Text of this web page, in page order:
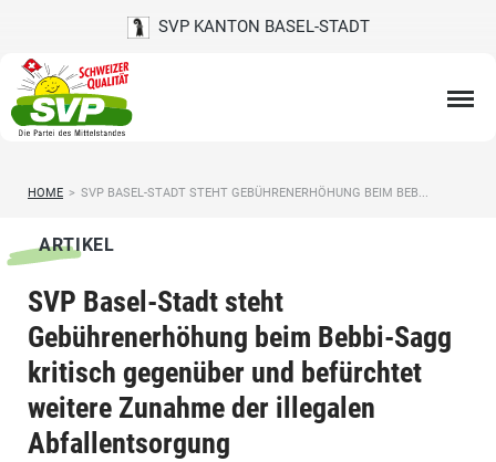
SVP KANTON BASEL-STADT
HOME > SVP BASEL-STADT STEHT GEBÜHRENERHÖHUNG BEIM BEB...
ARTIKEL
SVP Basel-Stadt steht
Gebührenerhöhung beim Bebbi-Sagg
kritisch gegenüber und befürchtet
weitere Zunahme der illegalen
Abfallentsorgung